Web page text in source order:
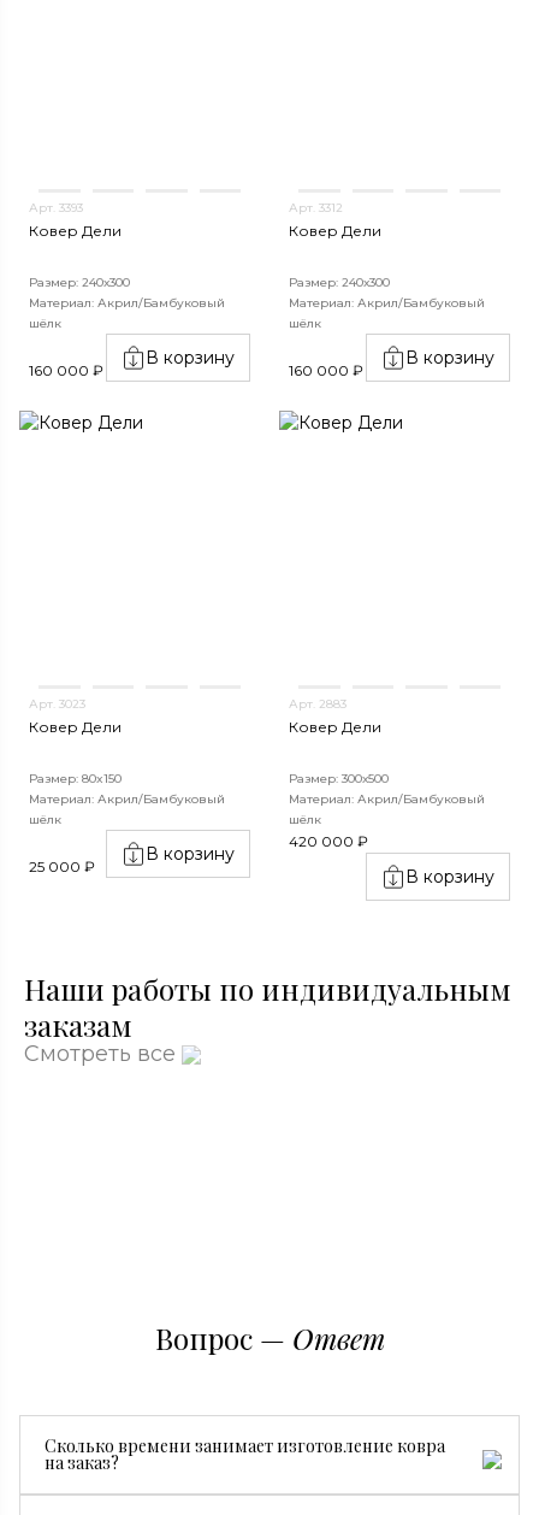
Арт. 3393
Ковер Дели
Размер: 240х300
Материал: Акрил/Бамбуковый
шёлк
160 000 ₽
В корзину
Арт. 3312
Ковер Дели
Размер: 240х300
Материал: Акрил/Бамбуковый
шёлк
160 000 ₽
В корзину
Арт. 3023
Ковер Дели
Размер: 80x150
Материал: Акрил/Бамбуковый
шёлк
25 000 ₽
В корзину
Арт. 2883
Ковер Дели
Размер: 300х500
Материал: Акрил/Бамбуковый
шёлк
420 000 ₽
В корзину
Наши работы по индивидуальным
заказам
Смотреть все
Вопрос — Ответ
Сколько времени занимает изготовление ковра
на заказ?